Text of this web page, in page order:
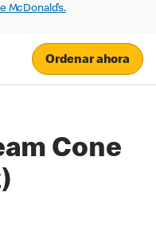
McDonald’s.
Ordenar ahora
Cone